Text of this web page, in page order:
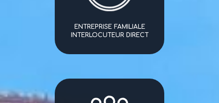
ENTREPRISE FAMILIALE
INTERLOCUTEUR DIRECT